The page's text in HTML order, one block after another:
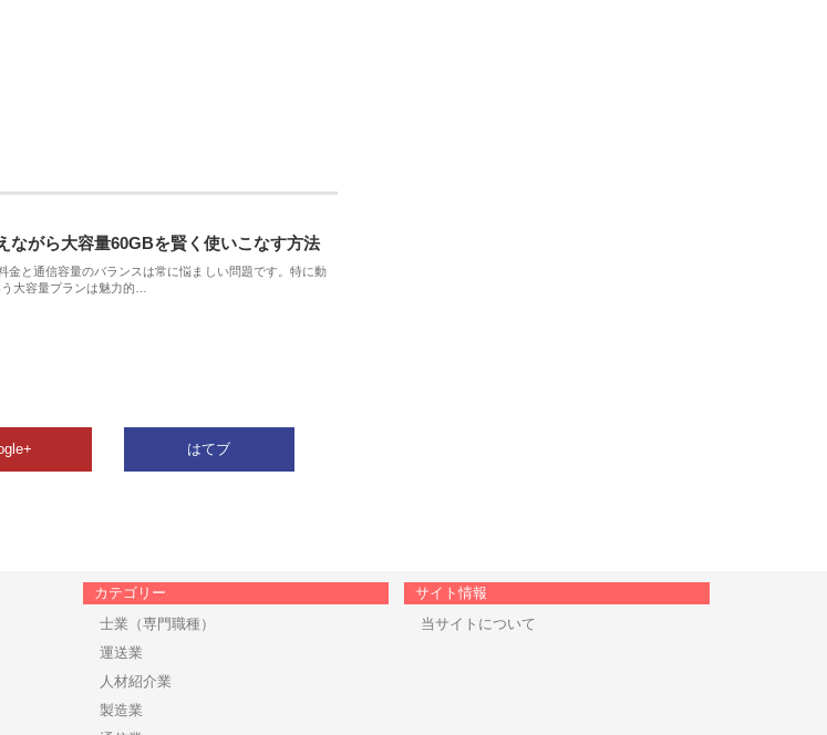
ながら大容量60GBを賢く使いこなす方法
と通信容量のバランスは常に悩ましい問題です。特に動
大容量プランは魅力的…
はてブ
カテゴリー
士業（専門職種）
運送業
人材紹介業
製造業
サイト情報
当サイトについて